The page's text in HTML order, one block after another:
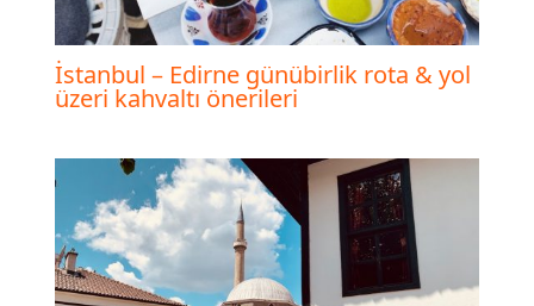
İstanbul – Edirne günübirlik rota & yol
üzeri kahvaltı önerileri